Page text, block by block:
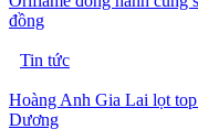
đồng
Tin tức
Hoàng Anh Gia Lai lọt
Dương